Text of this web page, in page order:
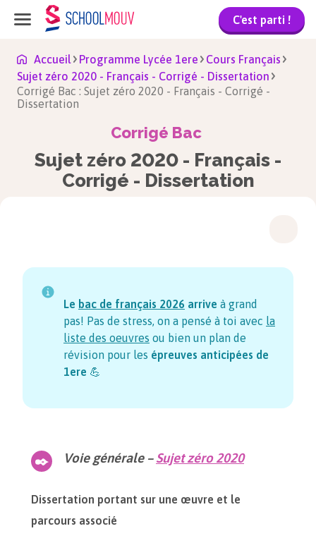
C'est parti !
Accueil Programme Lycée 1ere
Cours Français
Sujet zéro 2020 - Français - Corrigé - Dissertation
Corrigé Bac : Sujet zéro 2020 - Français - Corrigé -
Dissertation
Corrigé Bac
Sujet zéro 2020 - Français -
Corrigé - Dissertation
Le bac de français 2026 arrive à grand
pas! Pas de stress, on a pensé à toi avec la
liste des oeuvres ou bien un plan de
révision pour les épreuves anticipées de
1ere 💪
Voie générale –Sujet zéro 2020
Dissertation portant sur une œuvre et le
parcours associé